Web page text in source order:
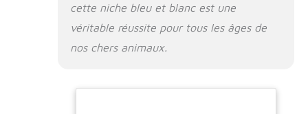
cette niche bleu et blanc est une
véritable réussite pour tous les âges de
nos chers animaux.